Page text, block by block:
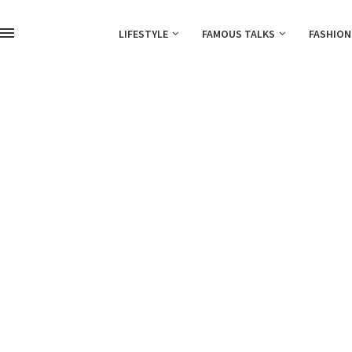
LIFESTYLE FAMOUS TALKS FASHION